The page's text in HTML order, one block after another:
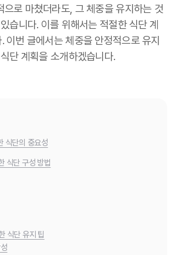
으로 마쳤더라도, 그 체중을 유지하는 것
습니다. 이를 위해서는 적절한 식단 계
이번 글에서는 체중을 안정적으로 유지
단 계획을 소개하겠습니다.
식단의 중요성
식단 구성 방법
식단 유지 팁